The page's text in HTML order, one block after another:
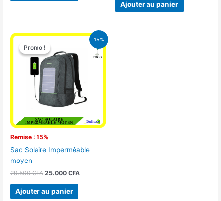
Ajouter au panier
15%
Promo !
Remise : 15%
Promo !
Sac Solaire Imperméable
moyen
29.500CFA
Le
prix
initial
était :
29.500 CFA.
25.000CFA
Le
prix
actuel
Ajouter au panier